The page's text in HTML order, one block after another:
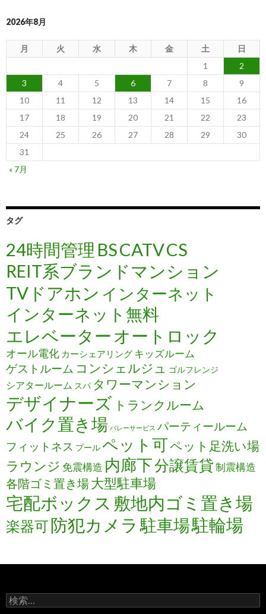
2026年8月
月 火 水 木 金 土
日
1
2
3
4 5 6 7 8
9
10
11 12 13 14 15
16
17
18 19 20 21 22
23
24
25 26 27 28 29
30
31
« 7月
タグ
24時間管理 BSCATVCS
REIT系ブランドマンション
TVドアホン インターネット
インターネット無料
エレベーター オートロック
オール電化 カーシェアリング キッズルーム
ゲストルーム コンシェルジュ ゴルフレンジ
シアタールーム スパ タワーマンション
デザイナーズ トランクルーム
バイク置き場 バレーサービス パーティールーム
フィットネス プールペット可ペット足洗い場
ラウンジ 免震構造 内廊下分譲賃貸制震構造
各階ゴミ置き場大型駐車場
宅配ボックス 敷地内ゴミ置き場
楽器可防犯カメラ 駐車場駐輪場
検
索: